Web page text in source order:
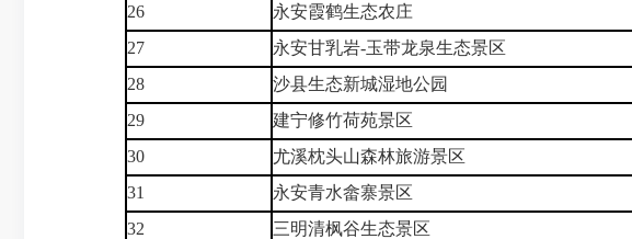
26
永安霞鹤生态农庄
27
永安甘乳岩-玉带龙泉生态景区
28
沙县生态新城湿地公园
29
建宁修竹荷苑景区
30
尤溪枕头山森林旅游景区
31
永安青水畲寨景区
32
三明清枫谷生态景区